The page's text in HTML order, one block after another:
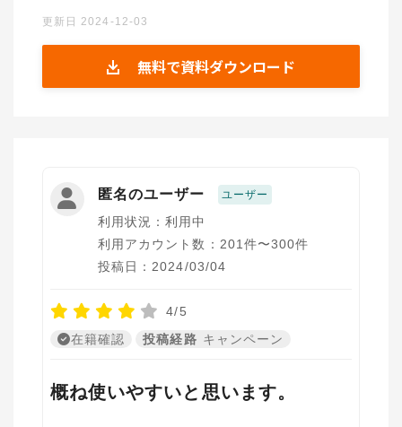
更新日 2024-12-03
無料で資料ダウンロード
匿名のユーザー ユーザー
利用状況：利用中
利用アカウント数：201件〜300件
投稿日：2024/03/04
4/5
在籍確認
投稿経路 キャンペーン
概ね使いやすいと思います。